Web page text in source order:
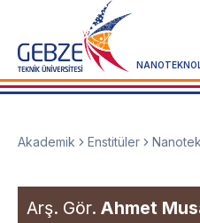
Akademik Enstitüler
Arş. Gör. Ahmet